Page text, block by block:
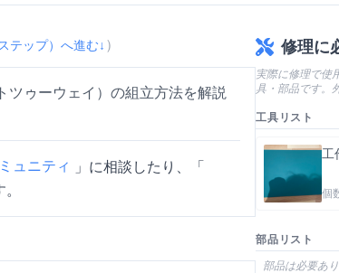
ステップ）へ進む↓ ）
ゥーウェイ）の組立方法を解説
ュニティ 」 に相談したり、「
修理に
実際に修理で使
具・部品です。
工具リスト
工
個
部品リスト
部品は必要あ